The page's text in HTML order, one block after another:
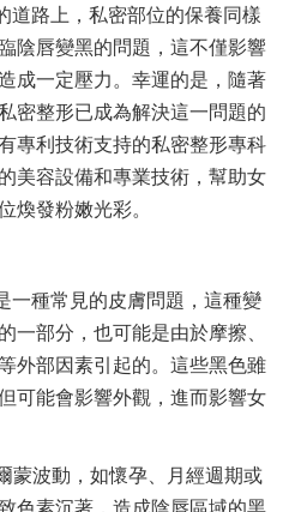
道路上，私密部位的保養同樣
陰唇變黑的問題，這不僅影響
成一定壓力。幸運的是，隨著
密整形已成為解決這一問題的
專利技術支持的私密整形專科
美容設備和專業技術，幫助女
煥發粉嫩光彩。
一種常見的皮膚問題，這種變
一部分，也可能是由於摩擦、
外部因素引起的。這些黑色雖
可能會影響外觀，進而影響女
蒙波動，如懷孕、月經週期或